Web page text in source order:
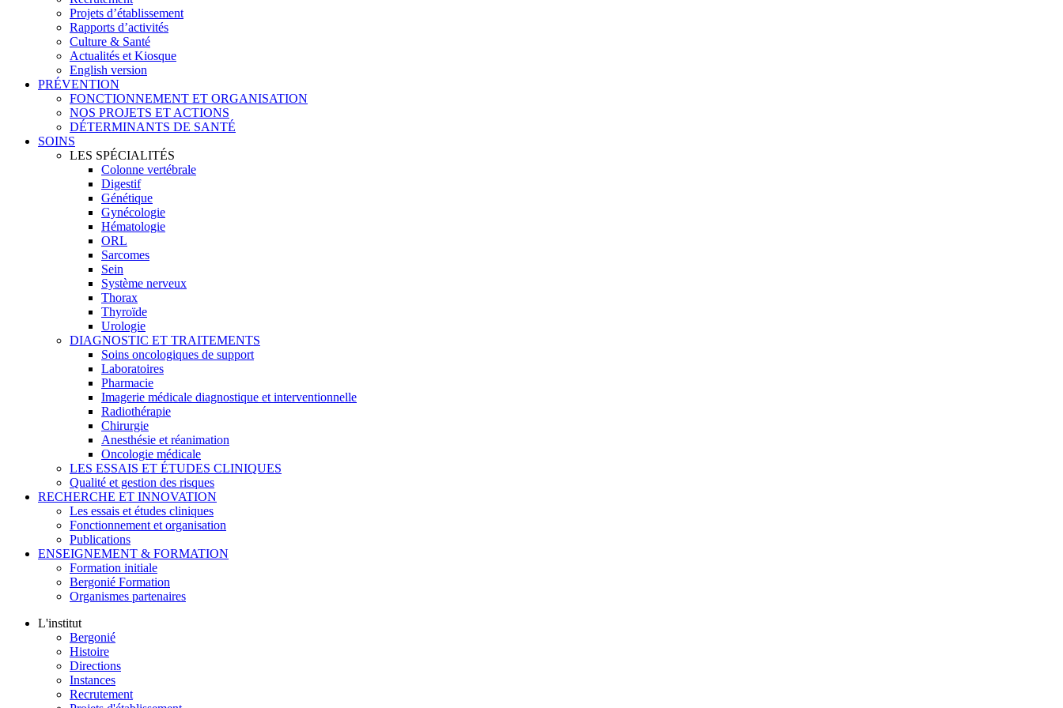
Projets d’établissement
Rapports d’activités
Culture & Santé
Actualités et Kiosque
English version
PRÉVENTION
FONCTIONNEMENT ET ORGANISATION
NOS PROJETS ET ACTIONS
DÉTERMINANTS DE SANTÉ
SOINS
LES SPÉCIALITÉS
Colonne vertébrale
Digestif
Génétique
Gynécologie
Hématologie
ORL
Sarcomes
Sein
Système nerveux
Thorax
Thyroïde
Urologie
DIAGNOSTIC ET TRAITEMENTS
Soins oncologiques de support
Laboratoires
Pharmacie
Imagerie médicale diagnostique et interventionnelle
Radiothérapie
Chirurgie
Anesthésie et réanimation
Oncologie médicale
LES ESSAIS ET ÉTUDES CLINIQUES
Qualité et gestion des risques
RECHERCHE ET INNOVATION
Les essais et études cliniques
Fonctionnement et organisation
Publications
ENSEIGNEMENT & FORMATION
Formation initiale
Bergonié Formation
Organismes partenaires
L'institut
Bergonié
Histoire
Directions
Instances
Recrutement